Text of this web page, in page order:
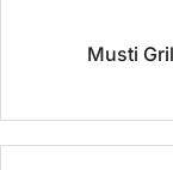
Musti